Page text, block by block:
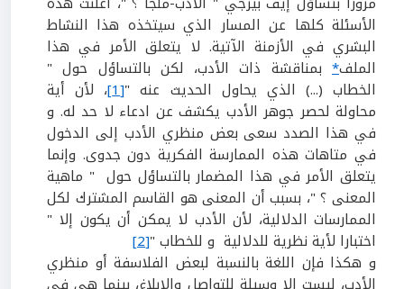
الأسئلة كلها عن المسار الذي سيتخذه هذا النشاط
البشري في الأزمنة الآتية. لا يتعلق الأمر في هذا
الملف* بمناقشة ذات الأدب، لكن بالتساؤل حول "
الخطاب (...) الذي يحاول الحديث عنه "[1] ، لأن أية
محاولة لحصر جوهر الأدب يكشف عن ادعاء لا حد له. و
في هذا الصدد سعى بعض منظري الأدب إلى الدخول
في متاهات هذه الممارسة الفكرية دون جدوى. وإنما
يتعلق الأمر في هذا المضمار بالتساؤل حول " ماهية
المعنى ؟ "، بسبب أن المعنى هو القاسم المشترك لكل
الممارسات الدلالية، لأن الأدب لا يمكن أن يكون إلا "
اختبارا لأية نظرية للدلالية و للخطاب "[2]
و هكذا فإن اللغة بالنسبة لبعض الفلاسفة أو منظري